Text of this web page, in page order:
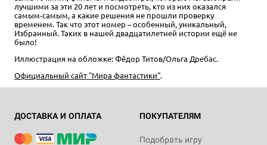
лучшими за эти 20 лет и посмотреть, кто из них оказался
самым-самым, а какие решения не прошли проверку
временем. Так что этот номер – особенный, уникальный,
Избранный. Таких в нашей двадцатилетней истории ещё не
было!
Иллюстрация на обложке: Фёдор Титов/Ольга Дребас.
Официальный сайт "Мира фантастики".
ДОСТАВКА И ОПЛАТА ПОКУПАТЕЛЯМ
Подобрать игру